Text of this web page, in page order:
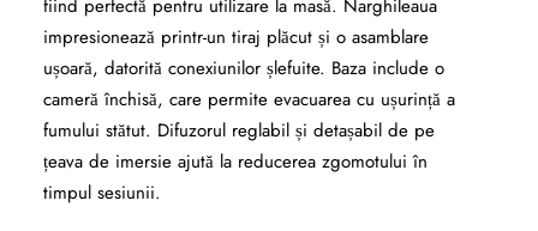
fiind perfectă pentru utilizare la masă. Narghileaua
impresionează printr-un tiraj plăcut și o asamblare
ușoară, datorită conexiunilor șlefuite. Baza include o
cameră închisă, care permite evacuarea cu ușurință a
fumului stătut. Difuzorul reglabil și detașabil de pe
țeava de imersie ajută la reducerea zgomotului în
timpul sesiunii.